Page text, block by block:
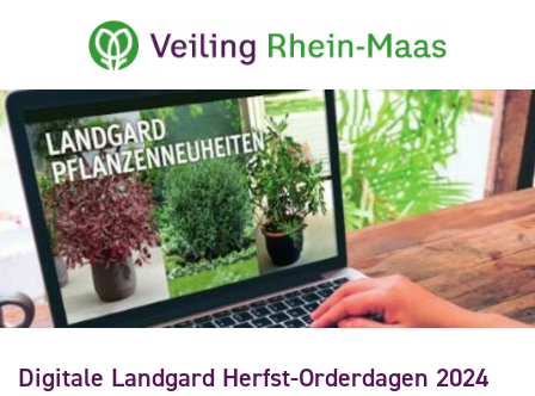
Digitale Landgard Herfst-Orderdagen 2024